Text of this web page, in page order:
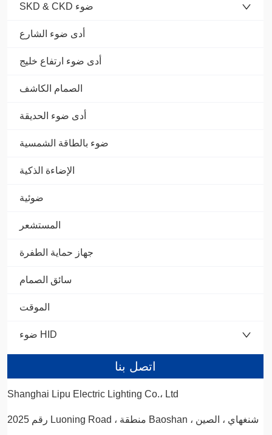
SKD & CKD ضوء
أدى ضوء الشارع
أدى ضوء ارتفاع خليج
الصمام الكاشف
أدى ضوء الحديقة
ضوء بالطاقة الشمسية
الإضاءة الذكية
ضوئية
المستشعر
جهاز حماية الطفرة
سائق الصمام
الموقت
ضوء HID
اتصل بنا
Shanghai Lipu Electric Lighting Co.، Ltd
رقم 2025 Luoning Road ، منطقة Baoshan ، شنغهاي ، الصين